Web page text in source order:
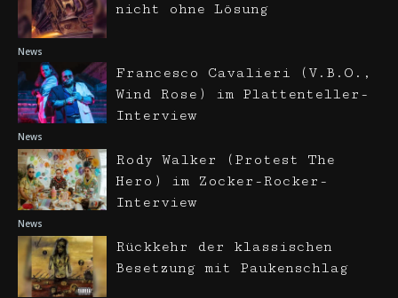
News
nicht ohne Lösung
News
Francesco Cavalieri (V.B.O.,
Wind Rose) im Plattenteller-
Interview
News
Rody Walker (Protest The
Hero) im Zocker-Rocker-
Interview
Rückkehr der klassischen
Besetzung mit Paukenschlag